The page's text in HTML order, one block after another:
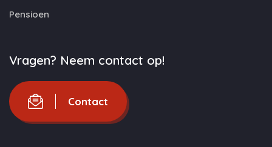
Pensioen
Vragen? Neem contact op!
Contact